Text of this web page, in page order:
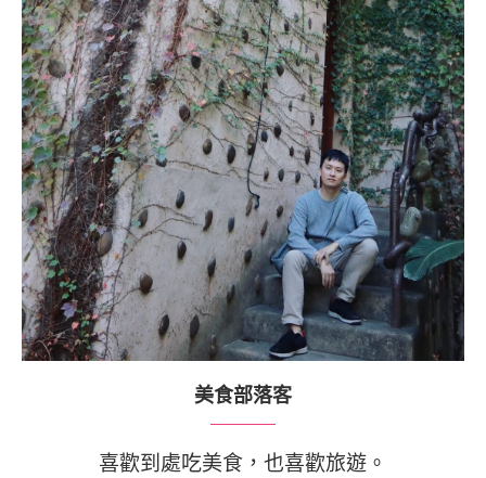
美食部落客
喜歡到處吃美食，也喜歡旅遊。